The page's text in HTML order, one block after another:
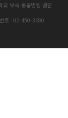
교 부속 동물병원 별관
호 : 02-450-3680